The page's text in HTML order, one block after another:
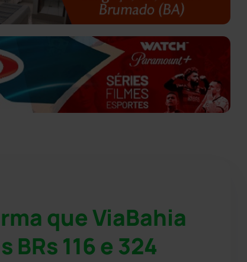
que ViaBahia
116 e 324